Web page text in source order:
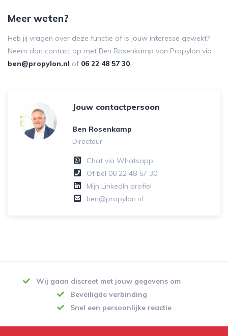
Meer weten?
Heb jij vragen over deze functie of is jouw interesse gewekt?
Neem dan contact op met Ben Rosenkamp van Propylon via
ben@propylon.nl of 06 22 48 57 30.
Jouw contactpersoon
Ben Rosenkamp
Directeur
Chat via Whatsapp
Of bel 06 22 48 57 30
Mijn LinkedIn profiel
ben@propylon.nl
Wij gaan discreet met jouw gegevens om
Beveiligde verbinding
Snel een persoonlijke reactie